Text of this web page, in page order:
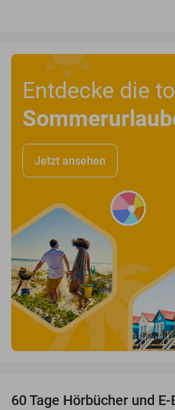
Entdecke die
Jetzt ansehen
60 Tage Hörbücher und